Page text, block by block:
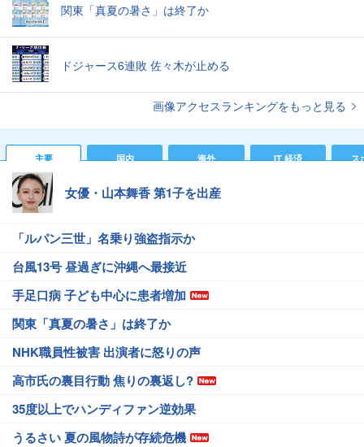
関東「真夏の暑さ」は終了か
ドジャース6連敗 佐々木が止める
画像アクセスランキングをもっと見る
主要 国内 海外 IT 経済 ス
女優・山本舞香 第1子を出産
「ルパン三世」名乗り強盗指示か
台風13号 昼過ぎに沖縄へ最接近
手足口病 子ども中心に患者増加
関東「真夏の暑さ」は終了か
NHK職員性被害 出演者に怒りの声
高市氏の裏目行動 焦りの裏返し?
35度以上でハンディファン逆効果
うるさい 夏の風物詩が存続危機